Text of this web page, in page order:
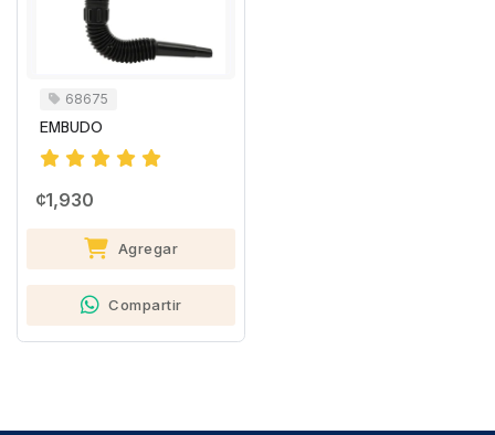
68675
EMBUDO
¢1,930
Agregar
Compartir